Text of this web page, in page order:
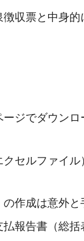
収票と中身
ジでダウン
セルファイ
作成は意外と
報告書（総